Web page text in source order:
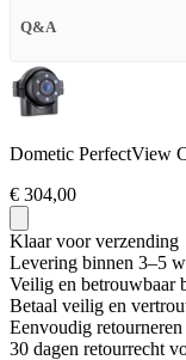
Q&A
Dometic PerfectView
€ 304,00
Klaar voor verzending
Levering binnen 3–5
Veilig en betrouwbaar
Betaal veilig en
Eenvoudig retourneren
30 dagen retourrecht